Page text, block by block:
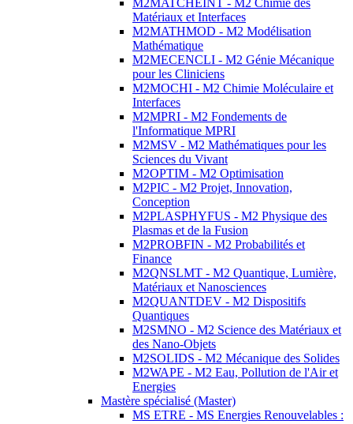
M2MATCHEINT - M2 Chimie des
Matériaux et Interfaces
M2MATHMOD - M2 Modélisation
Mathématique
M2MECENCLI - M2 Génie Mécanique
pour les Cliniciens
M2MOCHI - M2 Chimie Moléculaire et
Interfaces
M2MPRI - M2 Fondements de
l'Informatique MPRI
M2MSV - M2 Mathématiques pour les
Sciences du Vivant
M2OPTIM - M2 Optimisation
M2PIC - M2 Projet, Innovation,
Conception
M2PLASPHYFUS - M2 Physique des
Plasmas et de la Fusion
M2PROBFIN - M2 Probabilités et
Finance
M2QNSLMT - M2 Quantique, Lumière,
Matériaux et Nanosciences
M2QUANTDEV - M2 Dispositifs
Quantiques
M2SMNO - M2 Science des Matériaux et
des Nano-Objets
M2SOLIDS - M2 Mécanique des Solides
M2WAPE - M2 Eau, Pollution de l'Air et
Energies
Mastère spécialisé (Master)
MS ETRE - MS Energies Renouvelables :